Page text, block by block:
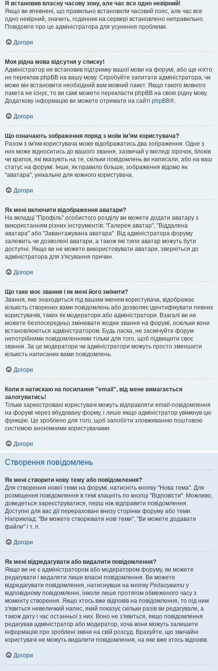
Я встановив власну часову зону, але час все одно невірний!
Якщо ви впевнені, що правильно встановили часовий пояс, але час все
одно невірний, значить, годинник на сервері встановлено неправильно.
Повідомте про це адміністратора для усунення проблеми.
Догори
Моя рідна мова відсутня у списку!
Адміністратор не встановив підтримку вашої мови на форумі, або ще ніхто
не переклав phpBB на вашу мову. Спробуйте запитати адміністратора, чи
може він встановити необхідний вам мовний пакет. Якщо такого мовного
пакета не існує, то ви самі можете перекласти phpBB на свою рідну мову.
Додаткову інформацію ви можете отримати на сайті phpBB®.
Догори
Що означають зображення поряд з моїм ім'ям користувача?
Разом з ім'ям користувача може відображатись два зображення. Одне з
них може відноситись до вашого звання, зазвичай у вигляді зірочок, блоків
чи крапок, які вказують на те, скільки повідомлень ви написали, або на ваш
статус на форумі. Інше, як правило більше, зображення відомо як
"аватара", унікальне для кожного користувача.
Догори
Як мені включити відображення аватари?
На вкладці "Профіль" особистого розділу ви можете додати аватару з
використанням різних інструментів: "Галерея аватар", "Віддалена
аватара" або "Завантажувана аватара". Від адміністратора форуму
залежить чи дозволені аватари, а також які типи аватар можуть бути
доступні. Якщо ви не можете використовувати аватари, зверніться до
адміністратора для з'ясування причин.
Догори
Що таке моє звання і як мені його змінити?
Звання, яке знаходиться під вашим іменем користувача, відображає
кількість створених вами повідомлень або дозволяє ідентифікувати певних
користувачів, таких як модератори або адміністратори. Взагалі ви не
можете безпосередньо змінювати жодне звання на форумі, оскільки вони
встановлюються адміністратором. Будь ласка, не засмічуйте форум
непотрібними повідомленнями тільки для того, щоб підвищити своє
звання. За це модератори чи адміністратори можуть просто зменшити
кількість написаних вами повідомлень.
Догори
Коли я натискаю на посилання "email", від мене вимагається
залогуватись!
Тільки зареєстровані користувачі можуть відправляти email-повідомлення
на форумі через вбудовану форму, і лише якщо адміністратор увімкнув цю
функцію. Це зроблено для того, щоб запобігти зловживанню поштовою
системою анонімними користувачами.
Догори
Створення повідомлень
Як мені створити нову тему або повідомлення?
Для створення нової теми на форумі, натисніть кнопку "Нова тема". Для
розміщення повідомлення в темі клацніть по кнопці "Відповісти". Можливо,
доведеться зареєструватися, перш ніж відправити повідомлення.
Доступні для вас дії перераховані внизу сторінки форуму або теми.
Наприклад: "Ви можете створювати нові теми", "Ви можете додавати
файли" і т. п.
Догори
Як мені відредагувати або видалити повідомлення?
Якщо ви не є адміністратором або модератором форуму, ви можете
редагувати і видаляти лише власні повідомлення. Ви можете
відредагувати повідомлення, натиснувши на кнопку Редагувати у
відповідному повідомленні, інколи лише протягом обмеженого часу з
моменту створення. Якщо хтось вже відповів на повідомлення, то під ним
з'явиться невеличкий напис, який показує скільки разів ви редагували, а
також дату і час останньої з них. Воно не з'явиться, якщо повідомлення
редагував адміністратор або модератор, хоча вони можуть залишити
інформацію про зроблені зміни на свій розсуд. Врахуйте, що звичайні
користувачі не можуть видалити повідомлення, на яке вже хтось відповів.
Догори